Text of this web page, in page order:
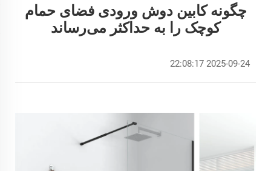
چگونه کابین دوش ورودی فضای حمام
کوچک را به حداکثر می‌رساند
2025-09-24 22:08:17